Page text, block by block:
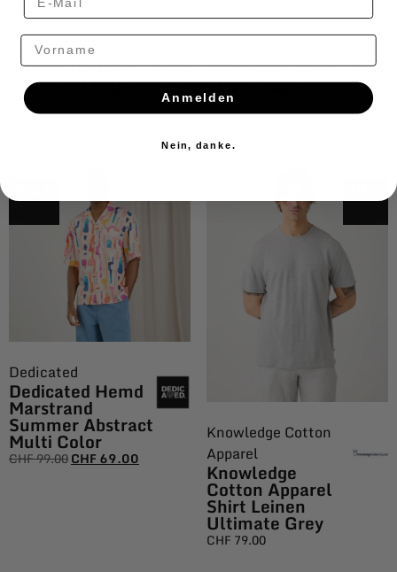
Klitmøller
Klitmøller Leon
Shirt Surf Blue
CHF
Klitmøller Leon
Shirt Cream
CHF65.00
Dedicated
Dedicated Hemd
Marstrand
Summer Abstract
Multi Color
CHF99.00CHF 69.00
Knowledge Cotton
Apparel
Knowledge
Cotton Apparel
Shirt Leinen
Ultimate Grey
CHF 79.00
Vorname
Anmelden
Nein, danke.